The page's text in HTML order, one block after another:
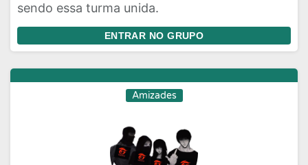
sendo essa turma unida.
ENTRAR NO GRUPO
Amizades